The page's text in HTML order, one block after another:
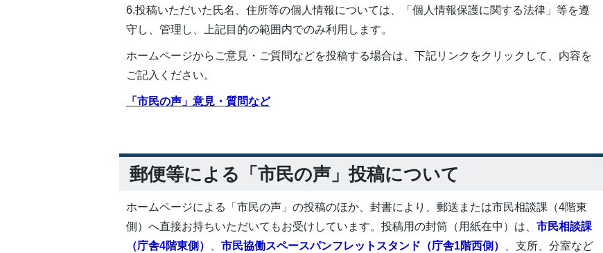
6.投稿いただいた氏名、住所等の個人情報については、「個人情報保護に関する法律」等を遵
守し、管理し、上記目的の範囲内でのみ利用します。
ホームページからご意見・ご質問などを投稿する場合は、下記リンクをクリックして、内容を
ご記入ください。
「市民の声」意見・質問など
郵便等による「市民の声」投稿について
ホームページによる「市民の声」の投稿のほか、封書により、郵送または市民相談課（4階東
側）へ直接お持ちいただいてもお受けしています。投稿用の封筒（用紙在中）は、 市民相談課
（庁舎4階東側）
市民協働スペースパンフレットスタンド（庁舎1階西側）
、支所、分室など